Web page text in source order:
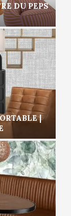
DU PEPS
|